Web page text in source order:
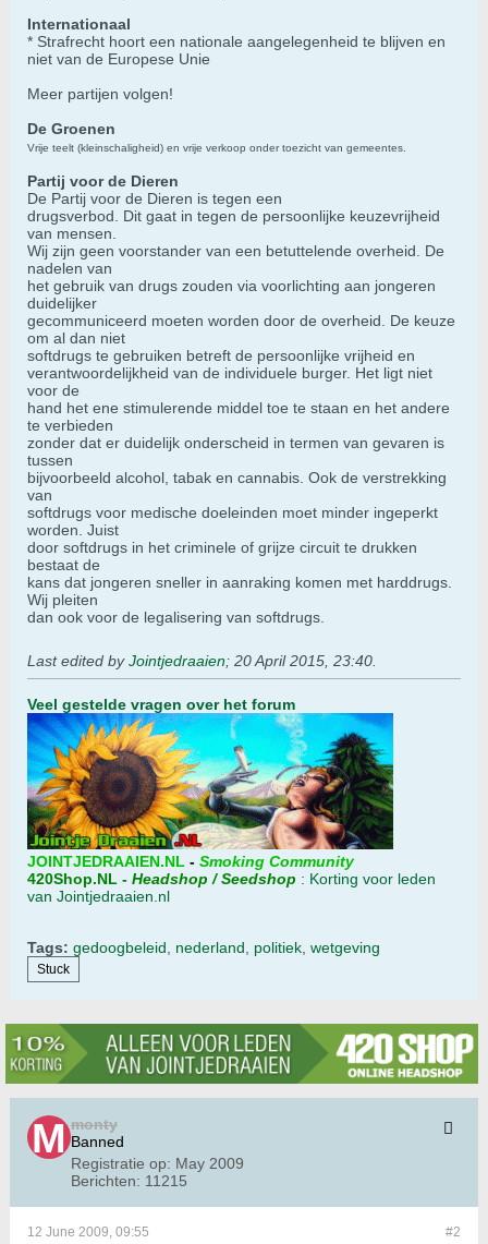
Internationaal
* Strafrecht hoort een nationale aangelegenheid te blijven en
niet van de Europese Unie
Meer partijen volgen!
De Groenen
Vrije teelt (kleinschaligheid) en vrije verkoop onder toezicht van gemeentes.
Partij voor de Dieren
De Partij voor de Dieren is tegen een
drugsverbod. Dit gaat in tegen de persoonlijke keuzevrijheid
van mensen.
Wij zijn geen voorstander van een betuttelende overheid. De
nadelen van
het gebruik van drugs zouden via voorlichting aan jongeren
duidelijker
gecommuniceerd moeten worden door de overheid. De keuze
om al dan niet
softdrugs te gebruiken betreft de persoonlijke vrijheid en
verantwoordelijkheid van de individuele burger. Het ligt niet
voor de
hand het ene stimulerende middel toe te staan en het andere
te verbieden
zonder dat er duidelijk onderscheid in termen van gevaren is
tussen
bijvoorbeeld alcohol, tabak en cannabis. Ook de verstrekking
van
softdrugs voor medische doeleinden moet minder ingeperkt
worden. Juist
door softdrugs in het criminele of grijze circuit te drukken
bestaat de
kans dat jongeren sneller in aanraking komen met harddrugs.
Wij pleiten
dan ook voor de legalisering van softdrugs.
Last edited byJointjedraaien; 20 April 2015, 23:40
Veel gestelde vragen over het forum
JOINTJEDRAAIEN.NL - Smoking Community
420Shop.NL - Headshop / Seedshop : Korting voor leden
van Jointjedraaien.nl
Tags: gedoogbeleid nederland politiek wetgeving
Stuck
monty
Banned
Registratie op: May 2009
Berichten: 11215
#2
12 June 2009, 09:55